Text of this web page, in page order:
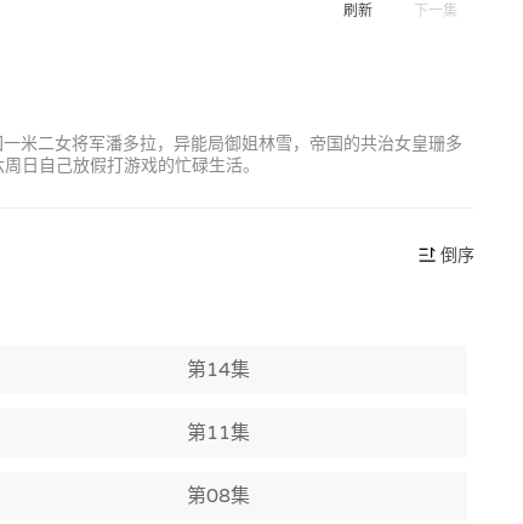
下一集
刷新
米二女将军潘多拉，异能局御姐林雪，帝国的共治女皇珊多
日自己放假打游戏的忙碌生活。
倒序
第14集
第11集
第08集